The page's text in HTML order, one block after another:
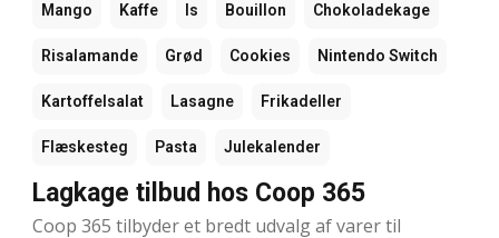
Mango Kaffe Is Bouillon Chokoladekage
Risalamande Grød Cookies Nintendo Switch
Kartoffelsalat Lasagne Frikadeller
Flæskesteg Pasta Julekalender
Lagkage tilbud hos Coop 365
Coop 365 tilbyder et bredt udvalg af varer til